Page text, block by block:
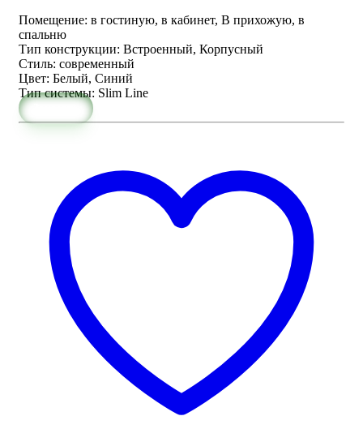
Помещение: в гостиную, в кабинет, В прихожую, в
спальню
Тип конструкции: Встроенный, Корпусный
Стиль: современный
Цвет: Белый, Синий
Тип системы: Slim Line